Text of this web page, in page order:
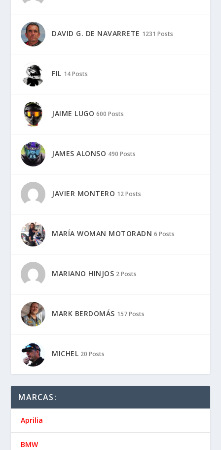
DAVID G. DE NAVARRETE 1231 Posts
FIL 14 Posts
JAIME LUGO 600 Posts
JAMES ALONSO 490 Posts
JAVIER MONTERO 12 Posts
MARÍA WOMAN MOTORADN 6 Posts
MARIANO HINJOS 2 Posts
MARK BERDOMÁS 157 Posts
MICHEL 20 Posts
MARCAS:
Aprilia
BMW